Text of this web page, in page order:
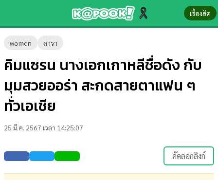
เรื่องฮิต
women ดารา
คิมแซรน นางเอกเกาหลีชื่อดัง กับ
มุมสวยออร่า สะกดสายตาแฟน ๆ
ทั่วเอเชีย
25 มี.ค. 2567 เวลา 14:25:07
คัดลอกลิงก์
ข่าว-
ความ
รู้
บันเทิง
ตรวจ
หวย